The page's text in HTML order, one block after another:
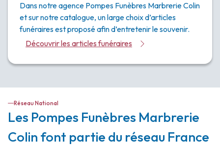
Dans notre agence Pompes Funèbres Marbrerie Colin
et sur notre catalogue, un large choix d’articles
funéraires est proposé afin d’entretenir le souvenir.
Découvrir les articles funéraires
Réseau National
Les Pompes Funèbres Marbrerie
Colin font partie du réseau France